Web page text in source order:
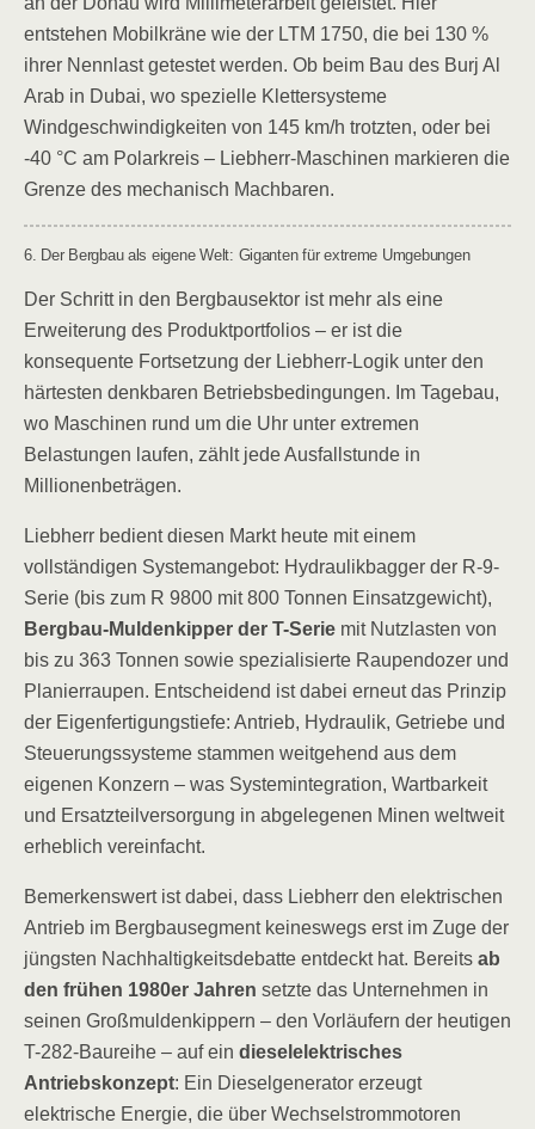
entstehen Mobilkräne wie der LTM 1750, die bei 130 %
ihrer Nennlast getestet werden. Ob beim Bau des Burj Al
Arab in Dubai, wo spezielle Klettersysteme
Windgeschwindigkeiten von 145 km/h trotzten, oder bei
-40 °C am Polarkreis – Liebherr-Maschinen markieren die
Grenze des mechanisch Machbaren.
6. Der Bergbau als eigene Welt: Giganten für extreme Umgebungen
Der Schritt in den Bergbausektor ist mehr als eine
Erweiterung des Produktportfolios – er ist die
konsequente Fortsetzung der Liebherr-Logik unter den
härtesten denkbaren Betriebsbedingungen. Im Tagebau,
wo Maschinen rund um die Uhr unter extremen
Belastungen laufen, zählt jede Ausfallstunde in
Millionenbeträgen.
Liebherr bedient diesen Markt heute mit einem
vollständigen Systemangebot: Hydraulikbagger der R-9-
Serie (bis zum R 9800 mit 800 Tonnen Einsatzgewicht),
Bergbau-Muldenkipper der T-Serie mit Nutzlasten von
bis zu 363 Tonnen sowie spezialisierte Raupendozer und
Planierraupen. Entscheidend ist dabei erneut das Prinzip
der Eigenfertigungstiefe: Antrieb, Hydraulik, Getriebe und
Steuerungssysteme stammen weitgehend aus dem
eigenen Konzern – was Systemintegration, Wartbarkeit
und Ersatzteilversorgung in abgelegenen Minen weltweit
erheblich vereinfacht.
Bemerkenswert ist dabei, dass Liebherr den elektrischen
Antrieb im Bergbausegment keineswegs erst im Zuge der
jüngsten Nachhaltigkeitsdebatte entdeckt hat. Bereits ab
den frühen 1980er Jahren setzte das Unternehmen in
seinen Großmuldenkippern – den Vorläufern der heutigen
T-282-Baureihe – auf ein dieselelektrisches
Antriebskonzept: Ein Dieselgenerator erzeugt
elektrische Energie, die über Wechselstrommotoren